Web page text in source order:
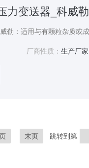
力变送器_科威勒
厂商性质： 生产厂家
末页 跳转到第